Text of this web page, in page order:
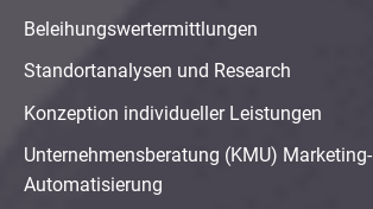
Beleihungswertermittlungen
Standortanalysen und Research
Konzeption individueller Leistungen
Unternehmensberatung (KMU) Marketing-
Automatisierung